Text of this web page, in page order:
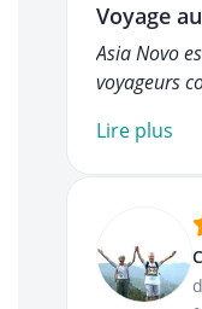
Voyage
Asia Novo
voyageurs
Lire plus